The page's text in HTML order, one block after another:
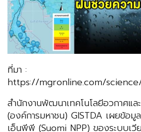
ที่มา :
https://mgronline.com/
สำนักงานพัฒนาเทคโนโลยีอวกาศแล
(องค์การมหาชน) GISTDA เผยข้อมู
เอ็นพีพี (Suomi NPP) ของระบบเวี